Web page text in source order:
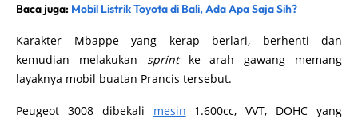
Baca juga: Mobil Listrik Toyota di Bali, Ada Apa Saja Sih?
Karakter Mbappe yang kerap berlari, berhenti dan
kemudian melakukan sprintke arah gawang memang
layaknya mobil buatan Prancis tersebut.
Peugeot 3008 dibekali mesin 1.600cc, VVT, DOHC yang